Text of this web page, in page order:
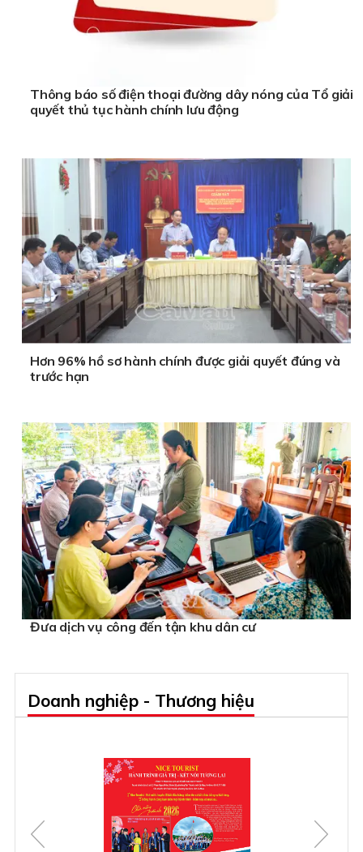
Thông báo số điện thoại đường dây nóng của Tổ giải
quyết thủ tục hành chính lưu động
Hơn 96% hồ sơ hành chính được giải quyết đúng và
trước hạn
Đưa dịch vụ công đến tận khu dân cư
Doanh nghiệp - Thương hiệu